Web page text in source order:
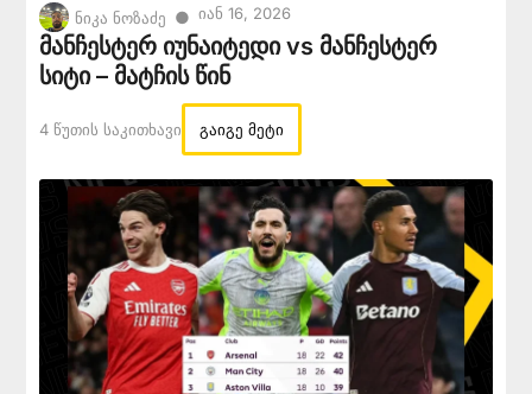
ნიკა ნოზაძე ● Იან 16, 2026
მანჩესტერ იუნაიტედი vs მანჩესტერ
სიტი – მატჩის წინ
4 Წუთის Საკითხავი გაიგე მეტი